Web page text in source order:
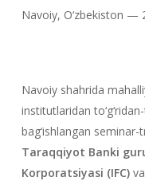
Navoiy, O‘zbekiston —
Navoiy shahrida
institutlaridan
bag‘ishlangan seminar-
Taraqqiyot Banki
Korporatsiyasi (IFC)va